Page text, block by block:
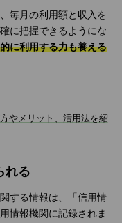
毎月の利用額と収入を
に把握できるようにな
に利用する力も養える
やメリット、活用法を紹
れる
する情報は、「信用情
情報機関に記録されま